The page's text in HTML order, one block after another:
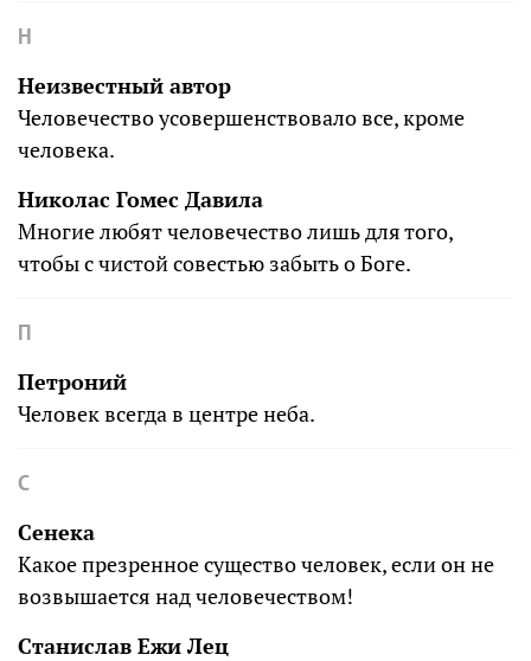
Н
Неизвестный автор
Человечество усовершенствовало все, кроме
человека.
Николас Гомес Давила
Многие любят человечество лишь для того,
чтобы с чистой совестью забыть о Боге.
П
Петроний
Человек всегда в центре неба.
С
Сенека
Какое презренное существо человек, если он не
возвышается над человечеством!
Станислав Ежи Лец